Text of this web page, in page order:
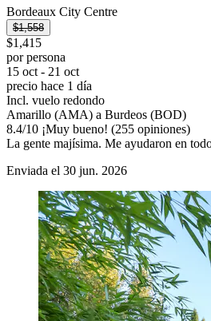
Bordeaux City Centre
$1,558
$1,415
por persona
15 oct - 21 oct
precio hace 1 día
Incl. vuelo redondo
Amarillo (AMA) a Burdeos (BOD)
8.4/10 ¡Muy bueno! (255 opiniones)
La gente majísima. Me ayudaron en
Enviada el 30 jun. 2026